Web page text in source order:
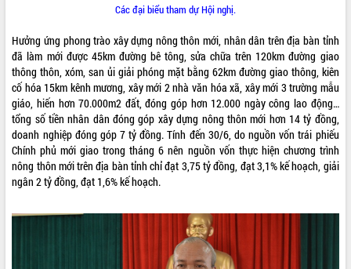
THỐNG KÊ TRUY CẬP
Hôm nay: 14474
Tất cả: 66100142
Các đại biểu tham dự Hội nghị.
Hưởng ứng phong trào xây dựng nông thôn mới, nhân dân trên địa bàn tỉnh
đã làm mới được 45km đường bê tông, sửa chữa trên 120km đường giao
thông thôn, xóm, san ủi giải phóng mặt bằng 62km đường giao thông, kiên
cố hóa 15km kênh mương, xây mới 2 nhà văn hóa xã, xây mới 3 trường mẫu
giáo, hiến hơn 70.000m2 đất, đóng góp hơn 12.000 ngày công lao động…
tổng số tiền nhân dân đóng góp xây dựng nông thôn mới hơn 14 tỷ đồng,
doanh nghiệp đóng góp 7 tỷ đồng. Tính đến 30/6, do nguồn vốn trái phiếu
Chính phủ mới giao trong tháng 6 nên nguồn vốn thực hiện chương trình
nông thôn mới trên địa bàn tỉnh chỉ đạt 3,75 tỷ đồng, đạt 3,1% kế hoạch, giải
ngân 2 tỷ đồng, đạt 1,6% kế hoạch.